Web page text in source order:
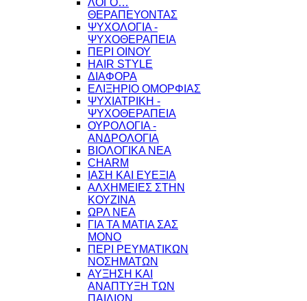
ΛΟΓΟ…
ΘΕΡΑΠΕΥΟΝΤΑΣ
ΨΥΧΟΛΟΓΙΑ -
ΨΥΧΟΘΕΡΑΠΕΙΑ
ΠΕΡΙ ΟΙΝΟΥ
HAIR STYLE
ΔΙΑΦΟΡΑ
ΕΛΙΞΗΡΙΟ ΟΜΟΡΦΙΑΣ
ΨΥΧΙΑΤΡΙΚΗ -
ΨΥΧΟΘΕΡΑΠΕΙΑ
ΟΥΡΟΛΟΓΙΑ -
ΑΝΔΡΟΛΟΓΙΑ
ΒΙΟΛΟΓΙΚΑ ΝΕΑ
CHARM
ΙΑΣΗ ΚΑΙ ΕΥΕΞΙΑ
ΑΛΧΗΜΕΙΕΣ ΣΤΗΝ
ΚΟΥΖΙΝΑ
ΩΡΛ ΝEA
ΓΙΑ ΤΑ ΜΑΤΙΑ ΣΑΣ
ΜΟΝΟ
ΠΕΡΙ ΡΕΥΜΑΤΙΚΩΝ
ΝΟΣΗΜΑΤΩΝ
ΑΥΞΗΣΗ ΚΑΙ
ΑΝΑΠΤΥΞΗ ΤΩΝ
ΠΑΙΔΙΩΝ